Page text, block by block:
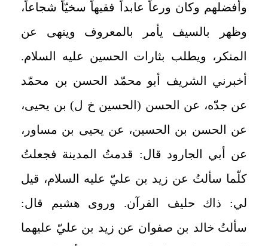
وأفضلهم وكان ورعاً عابداً فقيهاً سخيّاً شجاعاً،
وظهر بالسيف يأمر بالمعروف وينهى عن
المنكر، ويطلب بثارات الحسين عليه السلام.
أخبرني الشريف أبو محمّد الحسن بن محمّد
عن جدّه، عن الحسن (الحسين خ ل) بن يحيى،
عن الحسن بن الحسين، عن يحيى بن مساور،
عن أبي الجارود قال: قدمتُ المدينة فجعلتُ
كلّما سألتُ عن زيد بن عليّ عليه السلام، قيل
لي: ذاك حليف القرآن. وروى هشيم قال:
سألتُ خالد بن صفوان عن زيد بن عليّ عليهما